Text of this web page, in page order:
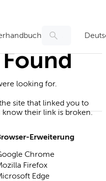
looking for.
site that linked you to
know their link is broken.
Erweiterung
Chrome
Firefox
Edge